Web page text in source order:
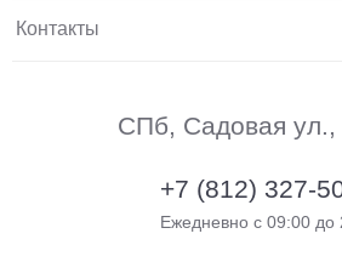
Контакты
СПб, Садовая ул.,
+7 (812) 327-
Ежедневно с 09:00 до